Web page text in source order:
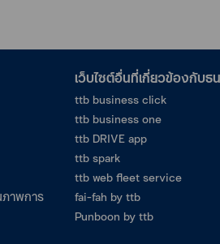
ภาพการ
เว็บไซต์อื่นที่เกี่ยวข้องกับธ
ttb business click
ttb business one
ttb DRIVE app
ttb spark
ttb web fleet service
fai-fah by ttb
Punboon by ttb